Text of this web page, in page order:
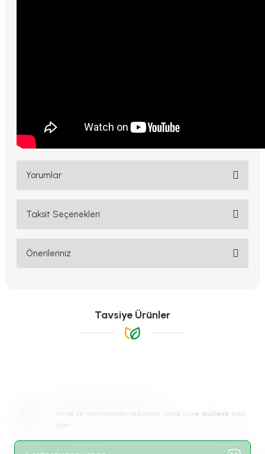
Yorumlar
Bu ürüne ilk yorumu siz yapın!
Taksit Seçenekleri
Önerileriniz
Görüş ve önerileriniz için teşekkür ederiz.
Ürün resmi kalitesiz, bozuk veya görüntülenemiyor.
Tavsiye Ürünler
Fırsat ve indirimlerden haberdar olmak için e-bülten’e kayıt
olun!